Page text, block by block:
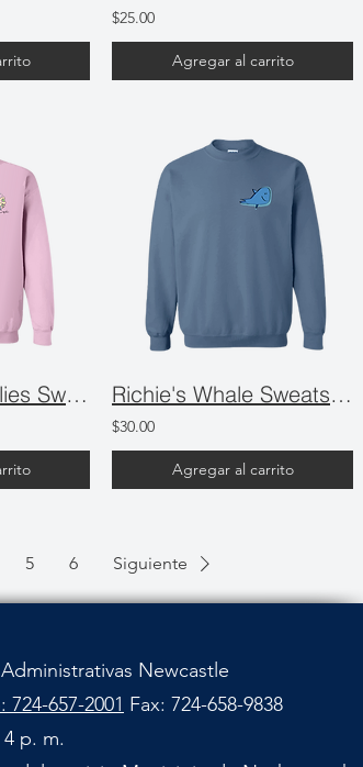
$25.00
Agregar al carrito
Renee's Butterflies Sweatshirt Richie's Whale Sweatshirt
$30.00
Agregar al carrito
5 6 Siguiente
Newcastle
724-657-2001 Fax: 724-658-9838
p. m.